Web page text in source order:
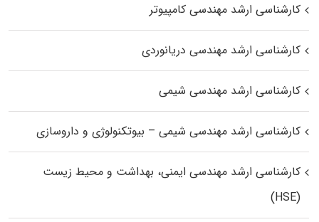
کارشناسی ارشد مهندسی کامپیوتر
کارشناسی ارشد مهندسی دریانوردی
کارشناسی ارشد مهندسی شیمی
کارشناسی ارشد مهندسی شیمی – بیوتکنولوژی و داروسازی
کارشناسی ارشد مهندسی ایمنی، بهداشت و محیط زیست
(HSE)